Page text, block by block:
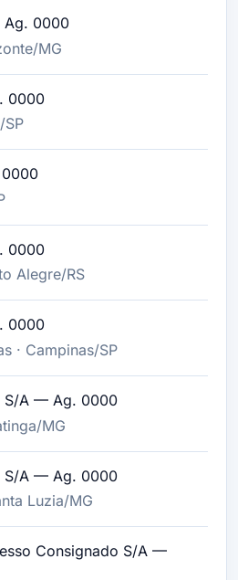
Ag. 0000
MG
0000
SP
0000
Alegre/RS
0000
· Campinas/SP
S/A — Ag. 0000
MG
S/A — Ag. 0000
Luzia/MG
Consignado S/A —